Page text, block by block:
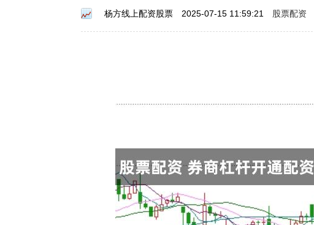
杨方线上配资股票 2025-07-15 11:59:21 股票配资